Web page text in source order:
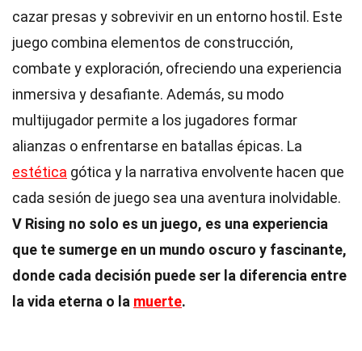
cazar presas y sobrevivir en un entorno hostil. Este
juego combina elementos de construcción,
combate y exploración, ofreciendo una experiencia
inmersiva y desafiante. Además, su modo
multijugador permite a los jugadores formar
alianzas o enfrentarse en batallas épicas. La
estética gótica y la narrativa envolvente hacen que
cada sesión de juego sea una aventura inolvidable.
V Rising no solo es un juego, es una experiencia
que te sumerge en un mundo oscuro y fascinante,
donde cada decisión puede ser la diferencia entre
la vida eterna o la muerte.